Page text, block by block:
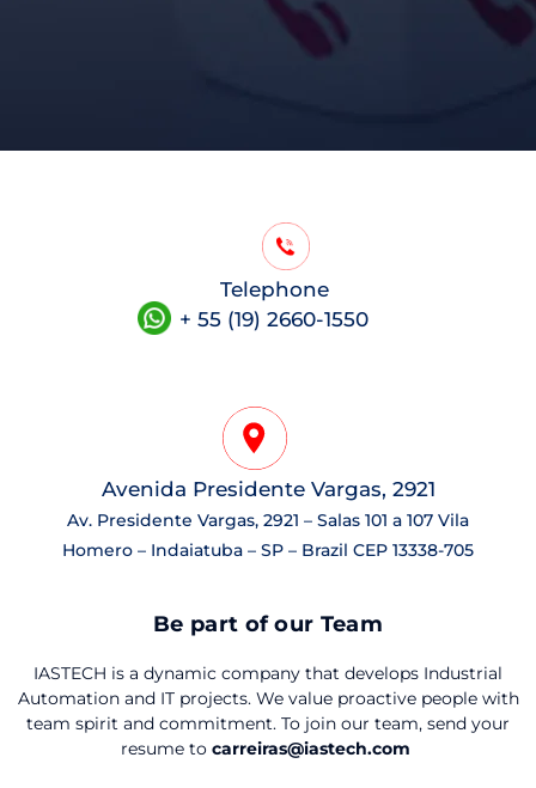
Telephone
+ 55 (19) 2660-1550
Avenida Presidente Vargas, 2921
Av. Presidente Vargas, 2921 – Salas 101 a 107 Vila
Homero – Indaiatuba – SP – Brazil CEP 13338-705
Be part of our Team
IASTECH is a dynamic company that develops Industrial
Automation and IT projects. We value proactive people with
team spirit and commitment. To join our team, send your
resume to carreiras@iastech.com